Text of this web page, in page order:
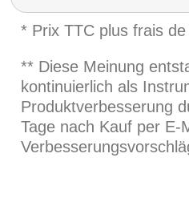
* Prix TTC plus frais
** Diese Meinung
kontinuierlich als
Produktverbesserung
Tage nach Kauf per E-